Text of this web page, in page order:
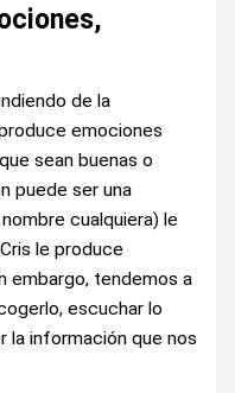
de la
emociones
sean buenas o
puede ser una
cualquiera) le
le produce
embargo, tendemos a
escuchar lo
la información que nos